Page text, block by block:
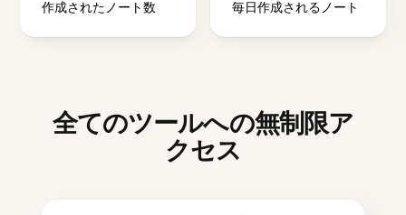
作成されたノート数 毎日作成されるノート
全てのツールへの無制限ア
クセス